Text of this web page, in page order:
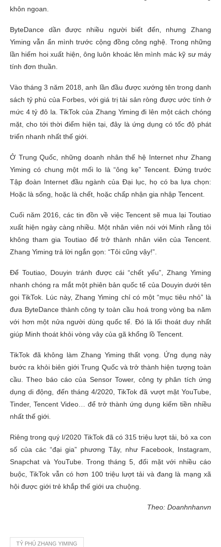
khôn ngoan.
ByteDance dần được nhiều người biết đến, nhưng Zhang
Yiming vẫn ẩn mình trước cộng đồng công nghệ. Trong những
lần hiếm hoi xuất hiện, ông luôn khoác lên mình mác kỹ sư máy
tính đơn thuần.
Vào tháng 3 năm 2018, anh lần đầu được xướng tên trong danh
sách tỷ phú của Forbes, với giá trị tài sản ròng được ước tính ở
mức 4 tỷ đô la. TikTok của Zhang Yiming đi lên một cách chóng
mặt, cho tới thời điểm hiện tại, đây là ứng dụng có tốc độ phát
triển nhanh nhất thế giới.
Ở Trung Quốc, những doanh nhân thế hệ Internet như Zhang
Yiming có chung một mối lo là “ông kẹ” Tencent. Đứng trước
Tập đoàn Internet đầu ngành của Đại lục, họ có ba lựa chọn:
Hoặc là sống, hoặc là chết, hoặc chấp nhận gia nhập Tencent.
Cuối năm 2016, các tin đồn về việc Tencent sẽ mua lại Toutiao
xuất hiện ngày càng nhiều. Một nhân viên nói với Minh rằng tôi
không tham gia Toutiao để trở thành nhân viên của Tencent.
Zhang Yiming trả lời ngắn gọn: “Tôi cũng vậy!”.
Để Toutiao, Douyin tránh được cái “chết yểu”, Zhang Yiming
nhanh chóng ra mắt một phiên bản quốc tế của Douyin dưới tên
gọi TikTok. Lúc này, Zhang Yiming chỉ có một “mục tiêu nhỏ” là
đưa ByteDance thành công ty toàn cầu hoá trong vòng ba năm
với hơn một nửa người dùng quốc tế. Đó là lối thoát duy nhất
giúp Minh thoát khỏi vòng vây của gã khổng lồ Tencent.
TikTok đã không làm Zhang Yiming thất vọng. Ứng dụng này
bước ra khỏi biên giới Trung Quốc và trở thành hiện tượng toàn
cầu. Theo báo cáo của Sensor Tower, công ty phân tích ứng
dụng di động, đến tháng 4/2020, TikTok đã vượt mặt YouTube,
Tinder, Tencent Video… để trở thành ứng dụng kiếm tiền nhiều
nhất thế giới.
Riêng trong quý I/2020 TikTok đã có 315 triệu lượt tải, bỏ xa con
số của các “đại gia” phương Tây, như Facebook, Instagram,
Snapchat và YouTube. Trong tháng 5, đối mặt với nhiều cáo
buộc, TikTok vẫn có hơn 100 triệu lượt tải và đang là mạng xã
hội được giới trẻ khắp thế giới ưa chuộng.
Theo: Doanhnhanvn
TỶ PHÚ ZHANG YIMING